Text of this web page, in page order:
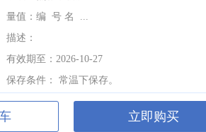
量值： 编 号 名 ...
描述：
有效期至：2026-10-27
保存条件： 常温下保存。
立即购买